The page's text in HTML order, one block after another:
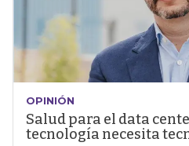
OPINIÓN
Salud para el data
tecnología necesita